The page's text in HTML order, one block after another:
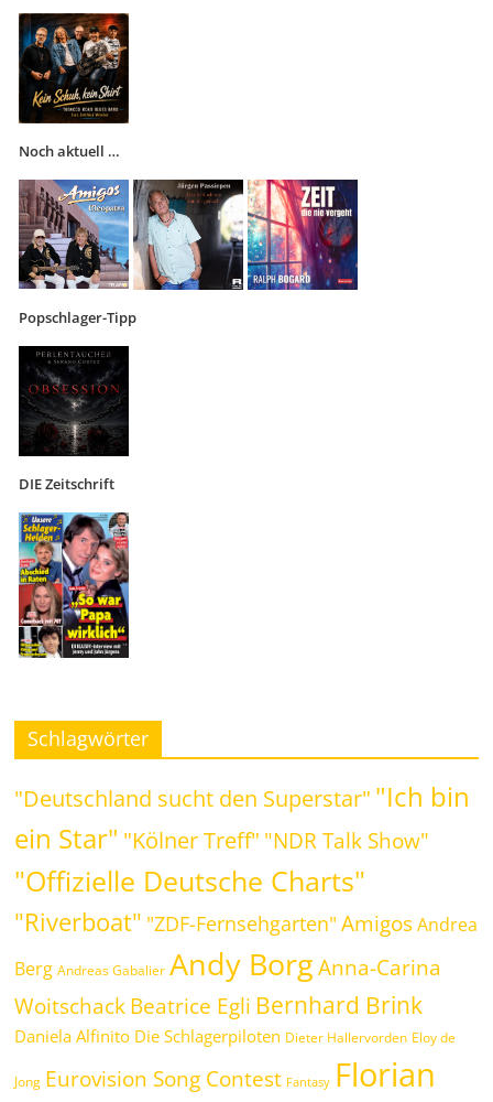
Noch aktuell …
Popschlager-Tipp
DIE Zeitschrift
Schlagwörter
"Deutschland sucht den Superstar" "Ich bin
ein Star" "Kölner Treff" "NDR Talk Show"
"Offizielle Deutsche Charts"
"Riverboat" "ZDF-Fernsehgarten" Amigos Andrea
Berg Andreas Gabalier Andy Borg Anna-Carina
WoitschackBeatrice Egli Bernhard Brink
Daniela Alfinito Die Schlagerpiloten Dieter Hallervorden Eloy de
Jong Eurovision Song Contest Fantasy Florian